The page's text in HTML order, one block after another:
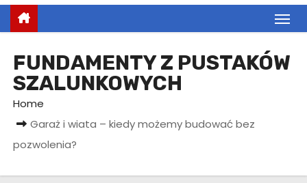
e
FUNDAMENTY Z PUSTAKÓW
SZALUNKOWYCH
Home
Garaż i wiata – kiedy możemy budować bez
pozwolenia?